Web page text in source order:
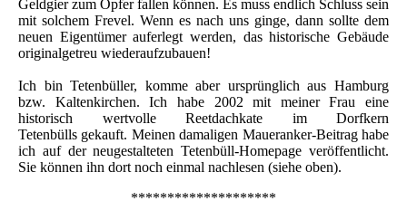
Geldgier zum Opfer fallen können. Es muss endlich Schluss sein
mit solchem Frevel. Wenn es nach uns ginge, dann sollte dem
neuen Eigentümer auferlegt werden, das historische Gebäude
originalgetreu wiederaufzubauen!
Ich bin Tetenbüller, komme aber ursprünglich aus Hamburg
bzw. Kaltenkirchen. Ich habe 2002 mit meiner Frau eine
historisch wertvolle Reetdachkate im Dorfkern
Tetenbülls gekauft. Meinen damaligen Maueranker-Beitrag habe
ich auf der neugestalteten Tetenbüll-Homepage veröffentlicht.
Sie können ihn dort noch einmal nachlesen (siehe oben).
********************